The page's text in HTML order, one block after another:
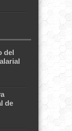
del
de